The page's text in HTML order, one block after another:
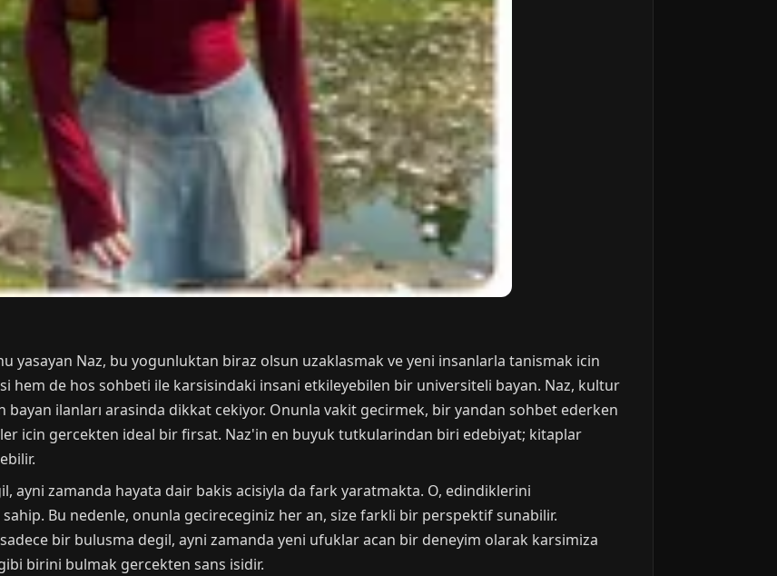
yasayan Naz, bu yogunluktan biraz olsun uzaklasmak ve yeni insanlarla tanismak icin
hem de hos sohbeti ile karsisindaki insani etkileyebilen bir universiteli bayan. Naz, kultur
ilanları arasinda dikkat cekiyor. Onunla vakit gecirmek, bir yandan sohbet ederken
icin gercekten ideal bir firsat. Naz'in en buyuk tutkularindan biri edebiyat; kitaplar
ayni zamanda hayata dair bakis acisiyla da fark yaratmakta. O, edindiklerini
Bu nedenle, onunla gecireceginiz her an, size farkli bir perspektif sunabilir.
bir bulusma degil, ayni zamanda yeni ufuklar acan bir deneyim olarak karsimiza
birini bulmak gercekten sans isidir.